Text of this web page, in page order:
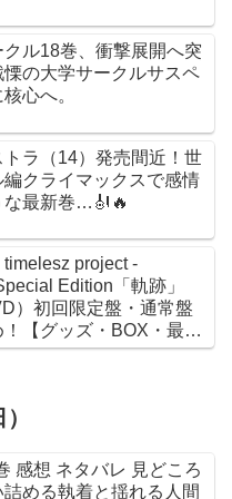
ル18巻、衝撃展開へ突
慄の大学サークルサスペ
心へ。
ラ（14）発売間近！世
クライマックスで感情
な最新巻…🎻🔥
timelesz project -
Edition「軌跡」
）初回限定盤・通常盤
【グッズ・BOX・最安
感想 ネタバレ 見どころ
詰める執着と揺れる人間